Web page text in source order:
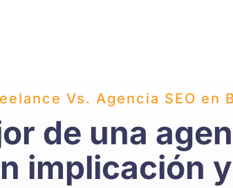
Vs. Agencia SEO en
de una
implicación